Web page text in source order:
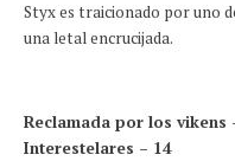
Styx es traicionado por uno
una letal encrucijada.
Reclamada por los vikens
Interestelares – 14